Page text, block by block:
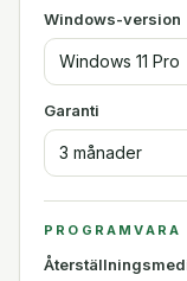
Windows-version
Windows 11 Pro
Garanti
3 månader